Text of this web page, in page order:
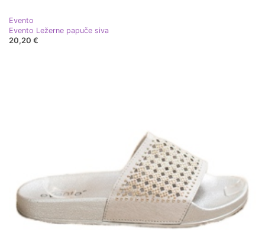
Evento
Evento Ležerne papuče siva
20,20 €